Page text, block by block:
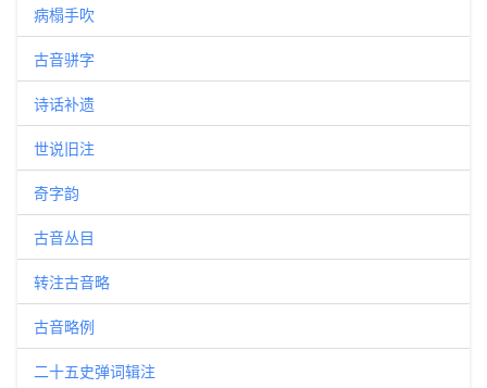
病榻手吹
古音骈字
诗话补遗
世说旧注
奇字韵
古音丛目
转注古音略
古音略例
二十五史弹词辑注